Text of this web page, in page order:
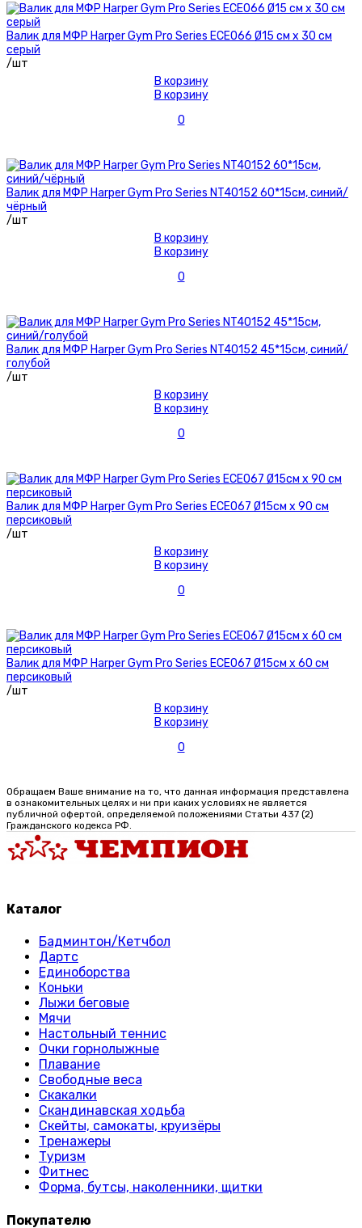
Валик для МФР Harper Gym Pro Series ECE066 Ø15 см х 30 см
серый
/шт
В корзину
В корзину
0
Валик для МФР Harper Gym Pro Series NT40152 60*15см, синий/
чёрный
/шт
В корзину
В корзину
0
Валик для МФР Harper Gym Pro Series NT40152 45*15см, синий/
голубой
/шт
В корзину
В корзину
0
Валик для МФР Harper Gym Pro Series ECE067 Ø15см х 90 см
персиковый
/шт
В корзину
В корзину
0
Валик для МФР Harper Gym Pro Series ECE067 Ø15см х 60 см
персиковый
/шт
В корзину
В корзину
0
Обращаем Ваше внимание на то, что данная информация представлена
в ознакомительных целях и ни при каких условиях не является
публичной офертой, определяемой положениями Статьи 437 (2)
Гражданского кодекса РФ.
Каталог
Бадминтон/Кетчбол
Дартс
Единоборства
Коньки
Лыжи беговые
Мячи
Настольный теннис
Очки горнолыжные
Плавание
Свободные веса
Скакалки
Скандинавская ходьба
Скейты, самокаты, круизёры
Тренажеры
Туризм
Фитнес
Форма, бутсы, наколенники, щитки
Покупателю